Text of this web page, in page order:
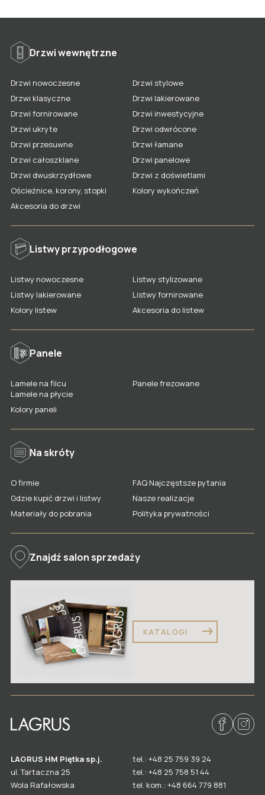
Drzwi lakierowane
Drzwi fornirowane
Drzwi nowoczesne
Drzwi stylowe
Drzwi klasyczne
Drzwi ukryte
Drzwi odwrócone
Drzwi przesuwne
Drzwi całoszklane
Drzwi panelowe
Drzwi dwuskrzydłowe
Ościeżnice, korony, stopki, naświetla
Rodzaje i kolory szkła
Akcesoria do drzwi
Gdzie kupić drzwi LAGRUS?
Listwy nowoczesne
Listwy stylizowane
Kolory listew
Akcesoria dla listew
Gdzie kupić listwy LAGRUS?
Lamele na płycie
Kolory paneli
Gdzie kupić panele LAGRUS?
Drzwi wewnętrzne
Drzwi nowoczesne
Drzwi stylowe
Drzwi klasyczne
Drzwi lakierowane
Drzwi fornirowane
Drzwi inwestycyjne
Drzwi ukryte
Drzwi odwrócone
Drzwi przesuwne
Drzwi łamane
Drzwi całoszklane
Drzwi panelowe
Drzwi dwuskrzydłowe
Drzwi z doświetlami
Ościeżnice, korony, stopki
Kolory wykończeń
Akcesoria do drzwi
Listwy przypodłogowe
Listwy nowoczesne
Listwy stylizowane
Listwy lakierowane
Listwy fornirowane
Kolory listew
Akcesoria do listew
Panele
Lamele na filcu
Lamele na płycie
Panele frezowane
Kolory paneli
Na skróty
O firmie
FAQ Najczęstsze pytania
Gdzie kupić drzwi i listwy
Nasze realizacje
Materiały do pobrania
Polityka prywatności
Znajdź salon sprzedaży
KATALOGI
LAGRUS HM Piętka sp.j.
ul. Tartaczna 25
Wola Rafałowska
tel.: +48 25 759 39 24
tel.: +48 25 758 51 44
tel. kom.: +48 664 779 881